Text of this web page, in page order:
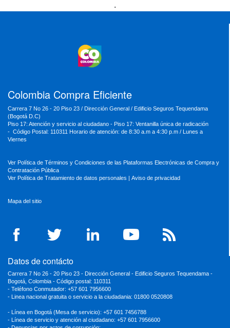
MinRelaciones
MinHacienda
.
Colombia Compra Eficiente
Carrera 7 No 26 - 20 Piso 23 / Dirección General / Edificio Seguros Tequendama
(Bogotá D.C)
Piso 17: Atención y servicio al ciudadano - Piso 17: Ventanilla única de radicación
- Código Postal: 110311 Horario de atención: de 8:30 a.m a 4:30 p.m / Lunes a
Viernes
Ver Política de Términos y Condiciones de las Plataformas Electrónicas de Compra y
Contratación Pública
Ver Política de Tratamiento de datos personales
Aviso de privacidad
Mapa del sitio
Datos de contácto
Carrera 7 No 26 - 20 Piso 23 - Dirección General - Edificio Seguros Tequendama -
Bogotá, Colombia - Código postal: 110311
- Teléfono Conmutador: +57 601 7956600
- Linea nacional gratuita o servicio a la ciudadania: 01800 0520808
- Línea en Bogotá (Mesa de servicio): +57 601 7456788
- Línea de servicio y atención al ciudadano: +57 601 7956600